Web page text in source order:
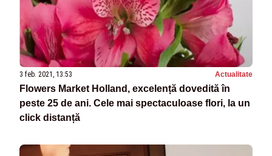
3 feb. 2021, 13:53 Actualitate
Flowers Market Holland, excelență dovedită în
peste 25 de ani. Cele mai spectaculoase flori, la un
click distanță